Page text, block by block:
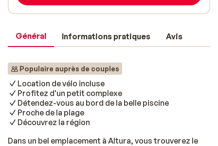
Général Informations pratiques Avis
Populaire auprès de couples
Location de vélo incluse
Profitez d'un petit complexe
Détendez-vous au bord de la belle piscine
Proche de la plage
Découvrez la région
Dans un bel emplacement à Altura, vous trouverez le